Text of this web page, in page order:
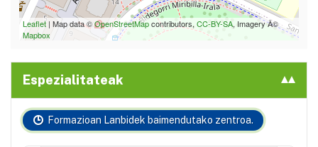
Leaflet| Map data ©OpenStreetMapcontributors, CC-BY-SA, Imagery Â©
Mapbox
Espezialitateak
Formazioan Lanbidek baimendutako zentroa.